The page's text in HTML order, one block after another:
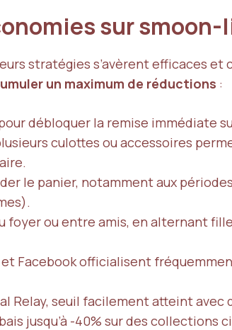
sur
stratégies s’avèrent efficaces
un maximum de réductions :
débloquer la remise immédiate
culottes ou accessoires
le panier, notamment aux
foyer ou entre amis, en alternant
Facebook officialisent
Relay, seuil facilement atteint avec
jusqu’à -40% sur des collections